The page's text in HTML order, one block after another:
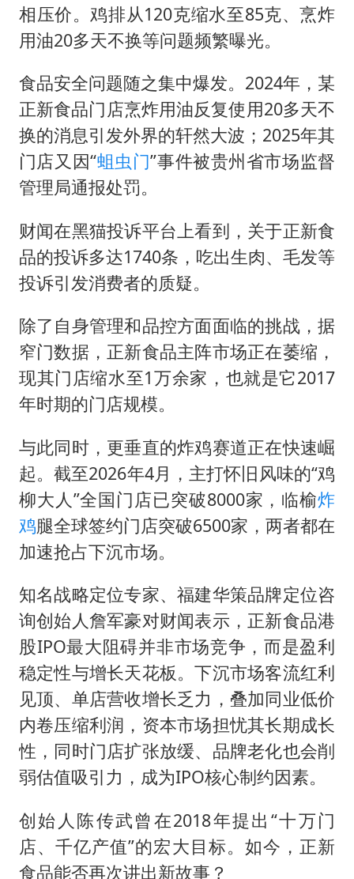
相压价。鸡排从120克缩水至85克、烹炸
用油20多天不换等问题频繁曝光。
食品安全问题随之集中爆发。2024年，某
正新食品门店烹炸用油反复使用20多天不
换的消息引发外界的轩然大波；2025年其
门店又因“蛆虫门”事件被贵州省市场监督
管理局通报处罚。
财闻在黑猫投诉平台上看到，关于正新食
品的投诉多达1740条，吃出生肉、毛发等
投诉引发消费者的质疑。
除了自身管理和品控方面面临的挑战，据
窄门数据，正新食品主阵市场正在萎缩，
现其门店缩水至1万余家，也就是它2017
年时期的门店规模。
与此同时，更垂直的炸鸡赛道正在快速崛
起。截至2026年4月，主打怀旧风味的“鸡
柳大人”全国门店已突破8000家，临榆炸
鸡腿全球签约门店突破6500家，两者都在
加速抢占下沉市场。
知名战略定位专家、福建华策品牌定位咨
询创始人詹军豪对财闻表示，正新食品港
股IPO最大阻碍并非市场竞争，而是盈利
稳定性与增长天花板。下沉市场客流红利
见顶、单店营收增长乏力，叠加同业低价
内卷压缩利润，资本市场担忧其长期成长
性，同时门店扩张放缓、品牌老化也会削
弱估值吸引力，成为IPO核心制约因素。
创始人陈传武曾在2018年提出“十万门
店、千亿产值”的宏大目标。如今，正新
食品能否再次讲出新故事？